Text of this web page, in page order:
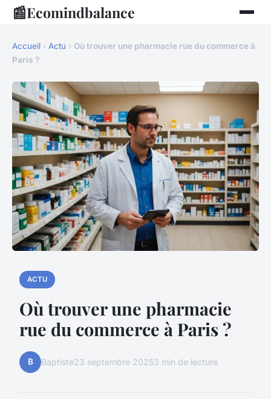
📰Ecomindbalance
Accueil › Actu › Où trouver une pharmacie rue du commerce à
Paris ?
ACTU
Où trouver une pharmacie
rue du commerce à Paris ?
B Baptiste23 septembre 20253 min de lecture